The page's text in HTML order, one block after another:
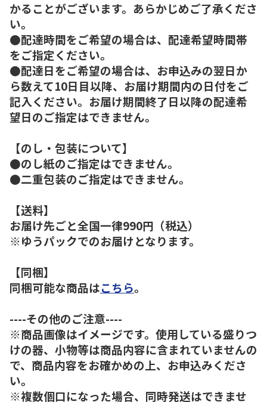
かることがございます。あらかじめご了承くださ
い。
●配達時間をご希望の場合は、配達希望時間帯
をご指定ください。
●配達日をご希望の場合は、お申込みの翌日か
ら数えて10日目以降、お届け期間内の日付をご
記入ください。お届け期間終了日以降の配達希
望日のご指定はできません。
【のし・包装について】
●のし紙のご指定はできません。
●二重包装のご指定はできません。
【送料】
お届け先ごと全国一律990円（税込）
※ゆうパックでのお届けとなります。
【同梱】
同梱可能な商品はこちら。
----その他のご注意----
※商品画像はイメージです。使用している盛りつ
けの器、小物等は商品内容に含まれていませんの
で、商品内容をお確かめの上、お申込みくださ
い。
※複数個口になった場合、同時発送はできませ